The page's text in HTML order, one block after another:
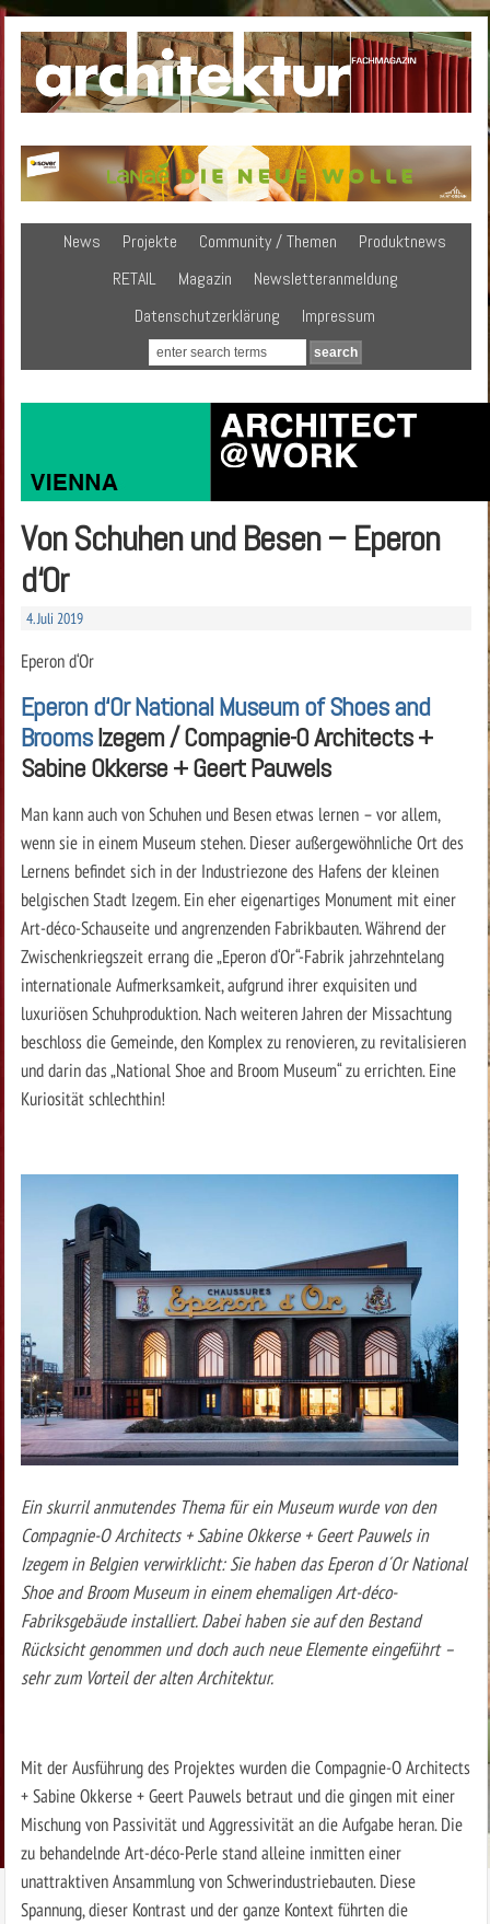
News Projekte Community / Themen
Produktnews
RETAIL
Magazin
Newsletteranmeldung
Datenschutzerklärung
Impressum
Von Schuhen und Besen – Eperon
d‘Or
4. Juli 2019
Eperon d‘Or
Eperon d‘Or National Museum of Shoes and
BroomsIzegem / Compagnie-O Architects +
Sabine Okkerse + Geert Pauwels
Man kann auch von Schuhen und Besen etwas lernen – vor allem,
wenn sie in einem Museum stehen. Dieser außergewöhnliche Ort des
Lernens befindet sich in der Industriezone des Hafens der kleinen
belgischen Stadt Izegem. Ein eher eigenartiges Monument mit einer
Art-déco-Schauseite und angrenzenden Fa­brikbauten. Während der
Zwischenkriegszeit errang die „Eperon d‘Or“-Fabrik jahrzehntelang
internationale Aufmerksamkeit, aufgrund ihrer exquisiten und
luxuriösen Schuhproduktion. Nach weiteren Jahren der Missachtung
beschloss die Gemeinde, den Komplex zu renovieren, zu revitalisieren
und darin das „National Shoe and Broom Museum“ zu errichten. Eine
Kuriosität schlechthin!
Ein skurril anmutendes Thema für ein Museum wurde von den
Compagnie-O Architects + Sabine Okkerse + Geert Pauwels in
Izegem in Belgien verwirklicht: Sie haben das Eperon d´Or National
Shoe and Broom Museum in einem ehemaligen Art-déco-
Fabriksgebäude installiert. Dabei haben sie auf den Bestand
Rücksicht genommen und doch auch neue Elemente eingeführt –
sehr zum Vorteil der alten Architektur.
Mit der Ausführung des Projektes wurden die Compagnie-O Architects
+ Sabine Okkerse + Geert Pauwels betraut und die gingen mit einer
Mischung von Passivität und Aggressivität an die Aufgabe heran. Die
zu behandelnde Art-déco-Perle stand alleine inmitten einer
unattraktiven Ansammlung von Schwer­industriebauten. Diese
Spannung, dieser Kontrast und der ganze Kontext führten die